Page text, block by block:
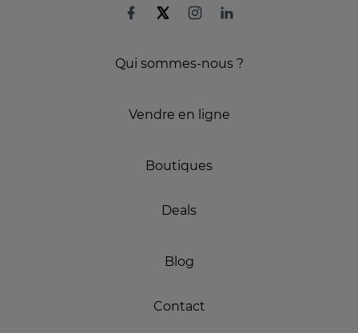
Qui sommes-nous ?
Vendre en ligne
Boutiques
Deals
Blog
Contact